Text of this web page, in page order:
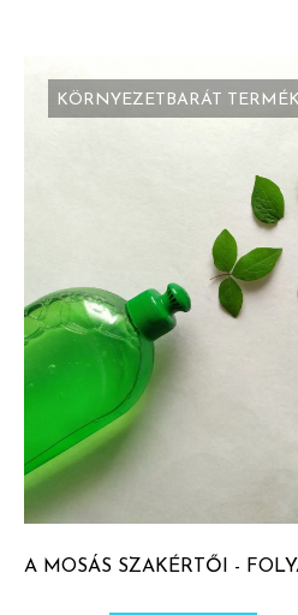
KÖRNYEZETBARÁT
A MOSÁS SZAKÉRTŐI -